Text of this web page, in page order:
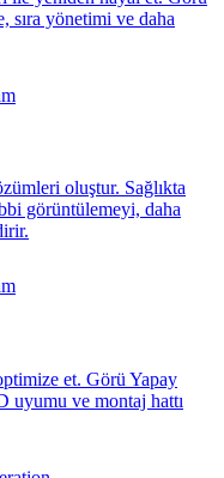
sıra yönetimi ve daha
oluştur. Sağlıkta
görüntülemeyi, daha
et. Görü Yapay
uyumu ve montaj hattı